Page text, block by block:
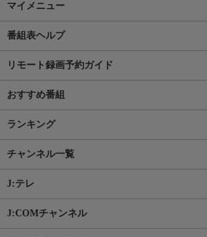
マイメニュー
番組表ヘルプ
リモート録画予約ガイド
おすすめ番組
ランキング
チャンネル一覧
J:テレ
J:COMチャンネル